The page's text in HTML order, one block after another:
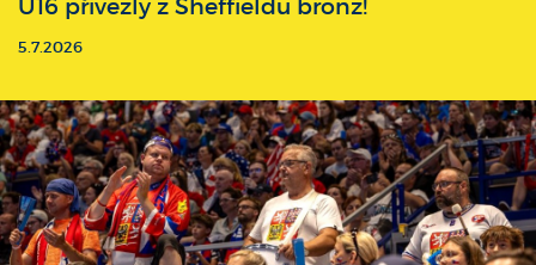
U16 přivezly z Sheffieldu bronz!
5.7.2026